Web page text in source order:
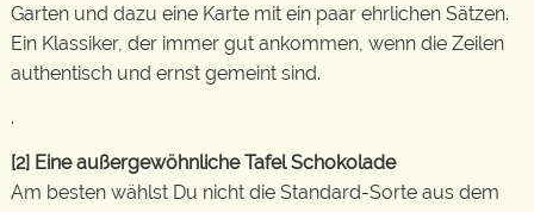
Garten und dazu eine Karte mit ein paar ehrlichen Sätzen.
Ein Klassiker, der immer gut ankommen, wenn die Zeilen
authentisch und ernst gemeint sind.
.
[2] Eine außergewöhnliche Tafel Schokolade
Am besten wählst Du nicht die Standard-Sorte aus dem